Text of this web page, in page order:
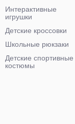
Интерактивные
игрушки
Детские кроссовки
Школьные рюкзаки
Детские спортивные
костюмы